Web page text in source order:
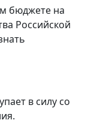
бюджете на
Российской
в силу со